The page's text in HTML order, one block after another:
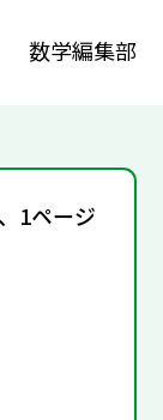
数学編集部
1ページ